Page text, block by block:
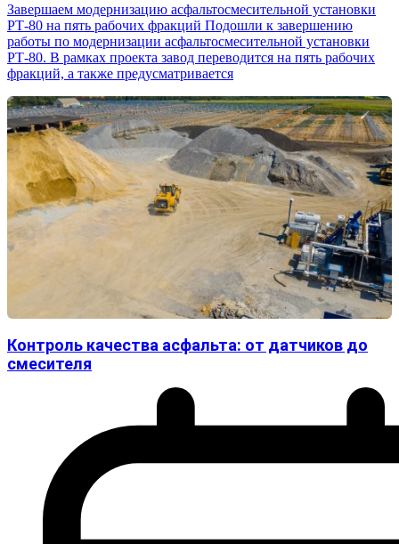
Завершаем модернизацию асфальтосмесительной установки
РТ-80 на пять рабочих фракций Подошли к завершению
работы по модернизации асфальтосмесительной установки
РТ-80. В рамках проекта завод переводится на пять рабочих
фракций, а также предусматривается
Контроль качества асфальта: от датчиков до
смесителя